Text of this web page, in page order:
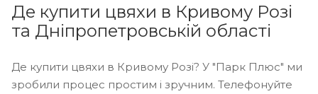
Де купити цвяхи в Кривому Розі
та Дніпропетровській області
Де купити цвяхи в Кривому Розі? У "Парк Плюс" ми
зробили процес простим і зручним. Телефонуйте